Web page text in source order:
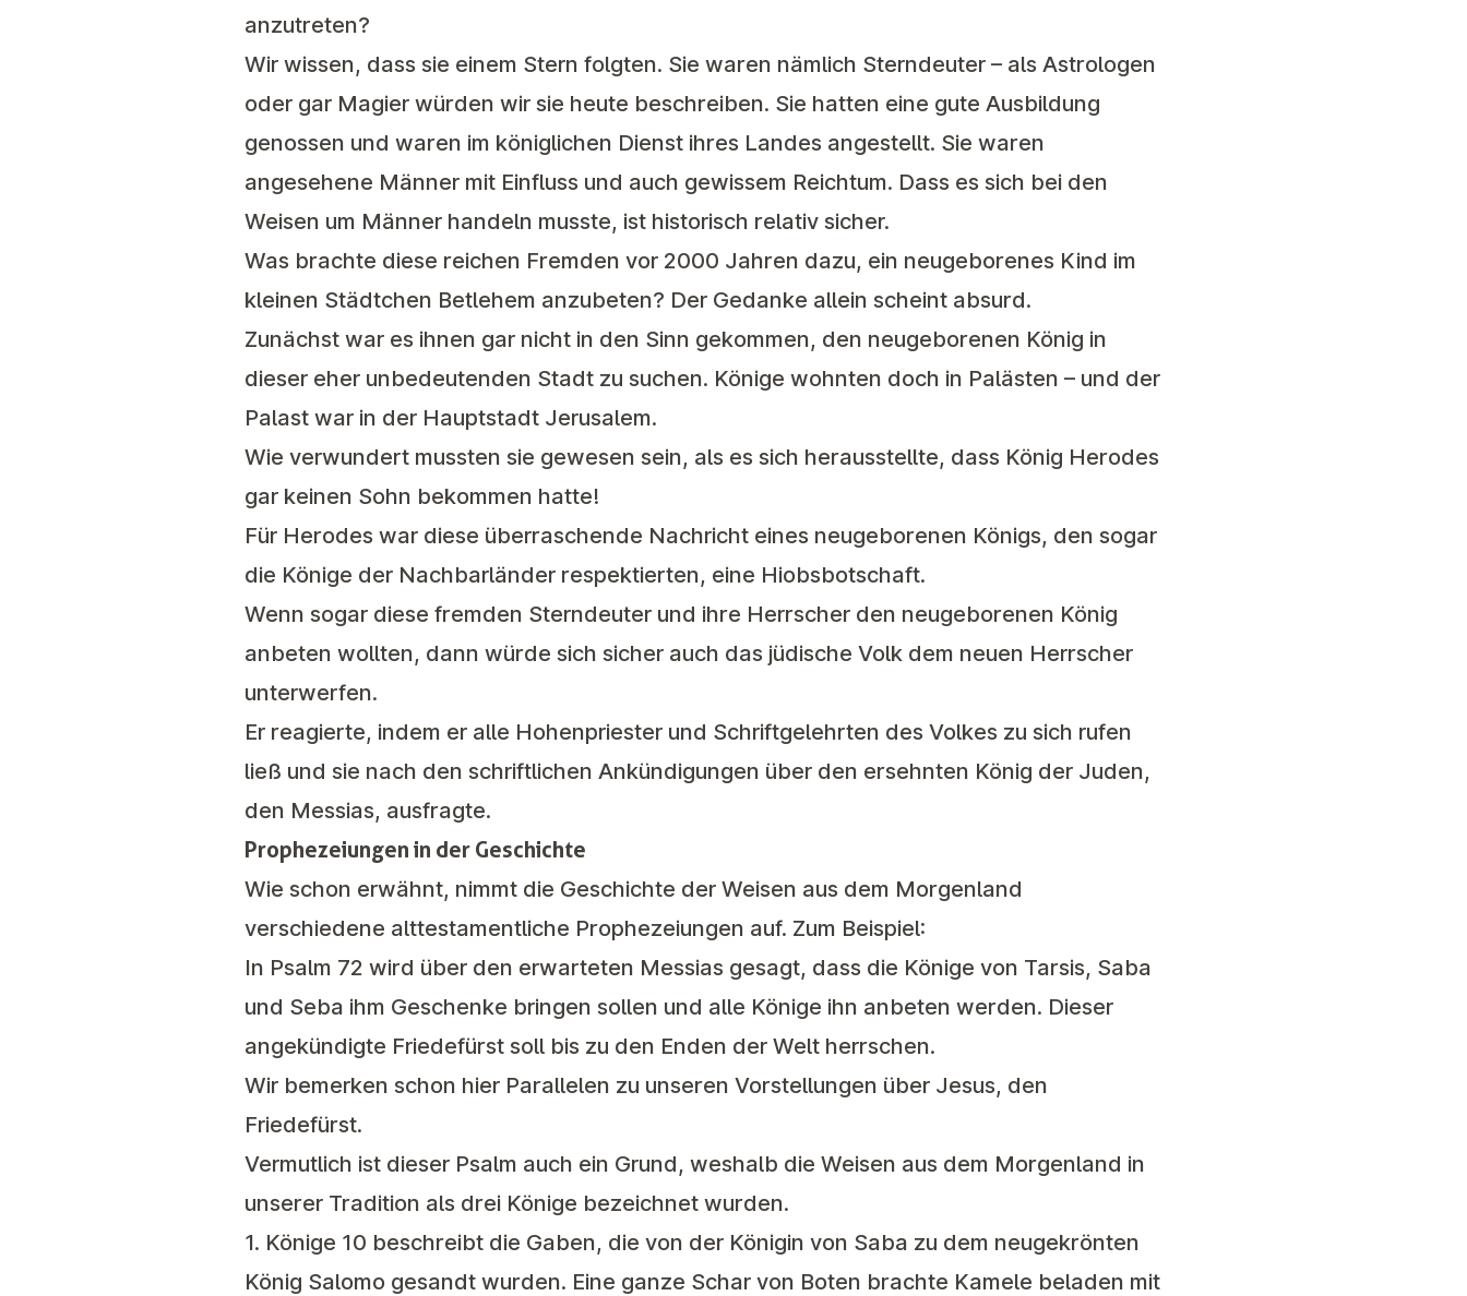
anzutreten?
Wir wissen, dass sie einem Stern folgten. Sie waren nämlich Sterndeuter – als Astrologen
oder gar Magier würden wir sie heute beschreiben. Sie hatten eine gute Ausbildung
genossen und waren im königlichen Dienst ihres Landes angestellt. Sie waren
angesehene Männer mit Einfluss und auch gewissem Reichtum. Dass es sich bei den
Weisen um Männer handeln musste, ist historisch relativ sicher.
Was brachte diese reichen Fremden vor 2000 Jahren dazu, ein neugeborenes Kind im
kleinen Städtchen Betlehem anzubeten? Der Gedanke allein scheint absurd.
Zunächst war es ihnen gar nicht in den Sinn gekommen, den neugeborenen König in
dieser eher unbedeutenden Stadt zu suchen. Könige wohnten doch in Palästen – und der
Palast war in der Hauptstadt Jerusalem.
Wie verwundert mussten sie gewesen sein, als es sich herausstellte, dass König Herodes
gar keinen Sohn bekommen hatte!
Für Herodes war diese überraschende Nachricht eines neugeborenen Königs, den sogar
die Könige der Nachbarländer respektierten, eine Hiobsbotschaft.
Wenn sogar diese fremden Sterndeuter und ihre Herrscher den neugeborenen König
anbeten wollten, dann würde sich sicher auch das jüdische Volk dem neuen Herrscher
unterwerfen.
Er reagierte, indem er alle Hohenpriester und Schriftgelehrten des Volkes zu sich rufen
ließ und sie nach den schriftlichen Ankündigungen über den ersehnten König der Juden,
den Messias, ausfragte.
Prophezeiungen in der Geschichte
Wie schon erwähnt, nimmt die Geschichte der Weisen aus dem Morgenland
verschiedene alttestamentliche Prophezeiungen auf. Zum Beispiel:
In Psalm 72 wird über den erwarteten Messias gesagt, dass die Könige von Tarsis, Saba
und Seba ihm Geschenke bringen sollen und alle Könige ihn anbeten werden. Dieser
angekündigte Friedefürst soll bis zu den Enden der Welt herrschen.
Wir bemerken schon hier Parallelen zu unseren Vorstellungen über Jesus, den
Friedefürst.
Vermutlich ist dieser Psalm auch ein Grund, weshalb die Weisen aus dem Morgenland in
unserer Tradition als drei Könige bezeichnet wurden.
1. Könige 10 beschreibt die Gaben, die von der Königin von Saba zu dem neugekrönten
König Salomo gesandt wurden. Eine ganze Schar von Boten brachte Kamele beladen mit